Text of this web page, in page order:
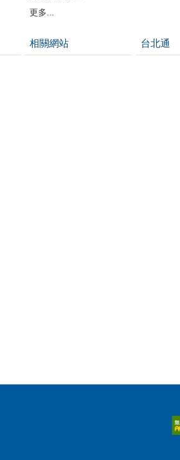
更多...
相關網站 台北通